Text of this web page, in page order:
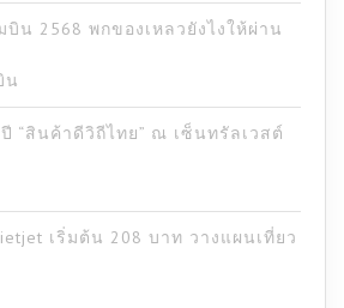
น 2568 พกของเหลวยังไงให้ผ่าน
น
“สินค้าดีวิถีไทย” ณ เซ็นทรัลเวสต์
เริ่มต้น 208 บาท วางแผนเที่ยว